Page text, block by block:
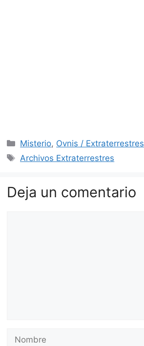
Categorías
Misterio, Ovnis / Extraterrestres
Etiquetas
Archivos Extraterrestres
Deja un comentario
Nombre